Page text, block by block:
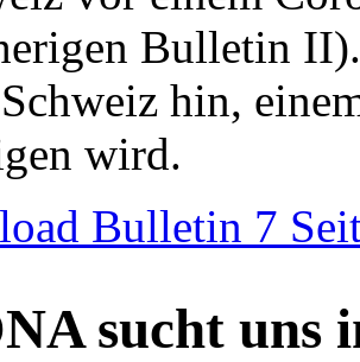
Bulletin
hin,
wird.
Bulletin 7
sucht uns